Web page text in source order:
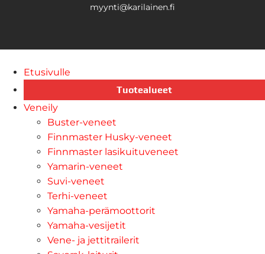
myynti@karilainen.fi
Etusivulle
Tuotealueet
Veneily
Buster-veneet
Finnmaster Husky-veneet
Finnmaster lasikuituveneet
Yamarin-veneet
Suvi-veneet
Terhi-veneet
Yamaha-perämoottorit
Yamaha-vesijetit
Vene- ja jettitrailerit